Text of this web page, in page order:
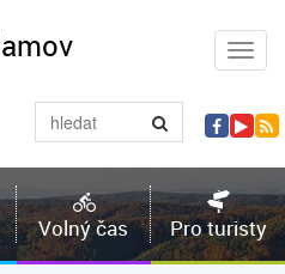
Volný čas Pro turisty